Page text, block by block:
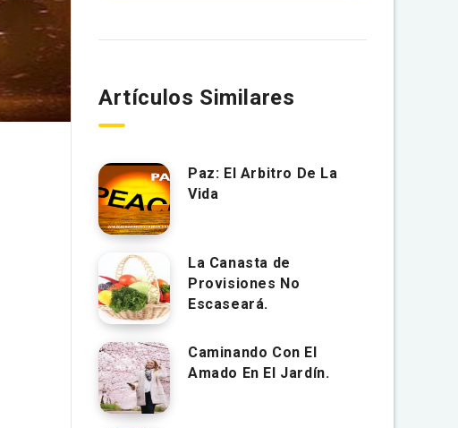
Artículos Similares
Paz: El Arbitro De La
Vida
La Canasta de
Provisiones No
Escaseará.
Caminando Con El
Amado En El Jardín.